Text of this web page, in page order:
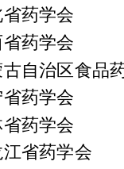
药学会
药学会
古自治区食品
药学会
药学会
省药学会